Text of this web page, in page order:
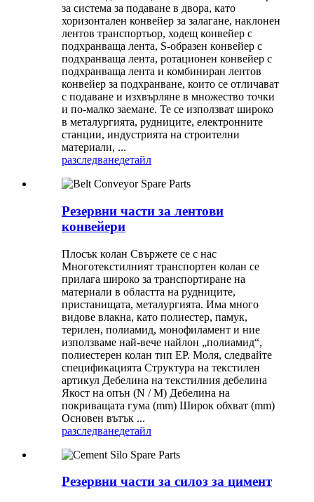
за система за подаване в двора, като
хоризонтален конвейер за залагане, наклонен
лентов транспортьор, ходещ конвейер с
подхранваща лента, S-образен конвейер с
подхранваща лента, ротационен конвейер с
подхранваща лента и комбиниран лентов
конвейер за подхранване, които се отличават
с подаване и изхвърляне в множество точки
и по-малко заемане. Те се използват широко
в металургията, рудниците, електронните
станции, индустрията на строителни
материали, ...
разследванедетайл
Резервни части за лентови
конвейери
Плосък колан Свържете се с нас
Многотекстилният транспортен колан се
прилага широко за транспортиране на
материали в областта на рудниците,
пристанищата, металургията. Има много
видове влакна, като полиестер, памук,
терилен, полиамид, монофиламент и ние
използваме най-вече найлон „полиамид“,
полиестерен колан тип EP. Моля, следвайте
спецификацията Структура на текстилен
артикул Дебелина на текстилния дебелина
Якост на опън (N / M) Дебелина на
покриващата гума (mm) Широк обхват (mm)
Основен вътък ...
разследванедетайл
Резервни части за силоз за цимент